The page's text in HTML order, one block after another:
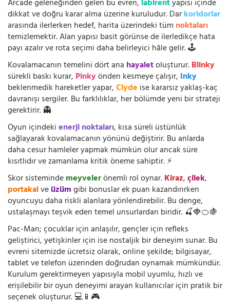
Arcade geleneğinden gelen bu evren, labirentyapısı içinde
dikkat ve doğru karar alma üzerine kuruludur. Darkoridorlar
arasında ilerlerken hedef, harita üzerindeki tüm noktaları
temizlemektir. Alan yapısı basit görünse de ilerledikçe hata
payı azalır ve rota seçimi daha belirleyici hâle gelir. 🕹️
Kovalamacanın temelini dört ana hayaletoluşturur.Blinky
sürekli baskı kurar, Pinkyönden kesmeye çalışır, Inky
beklenmedik hareketler yapar,Clyde ise kararsız yaklaş-kaç
davranışı sergiler. Bu farklılıklar, her bölümde yeni bir strateji
gerektirir. 👻
Oyun içindekienerji noktaları, kısa süreli üstünlük
sağlayarak kovalamacanın yönünü değiştirir. Bu anlarda
daha cesur hamleler yapmak mümkün olur ancak süre
kısıtlıdır ve zamanlama kritik öneme sahiptir. ⚡
Skor sistemindemeyvelerönemli rol oynar.Kiraz,çilek,
portakalveüzümgibi bonuslar ek puan kazandırırken
oyuncuyu daha riskli alanlara yönlendirebilir. Bu denge,
ustalaşmayı teşvik eden temel unsurlardan biridir. 🍒🍓🍊🍇
Pac-Man; çocuklar için anlaşılır, gençler için refleks
geliştirici, yetişkinler için ise nostaljik bir deneyim sunar. Bu
evreni sitemizde ücretsiz olarak, online şekilde; bilgisayar,
tablet ve telefon üzerinden doğrudan oynamak mümkündür.
Kurulum gerektirmeyen yapısıyla mobil uyumlu, hızlı ve
erişilebilir bir oyun deneyimi arayan kullanıcılar için pratik bir
seçenek oluşturur. 💻📱🎮